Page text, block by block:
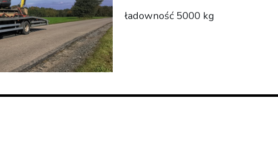
ładowność 5000 kg